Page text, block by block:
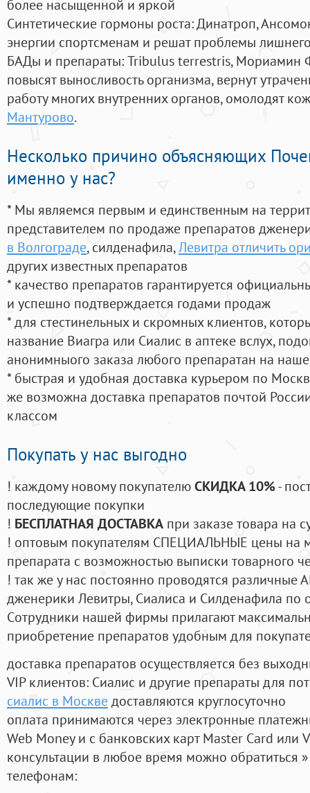
более насыщенной и яркой
Синтетические гормоны роста: Динатроп,
энергии спортсменам и решат проблемы
БАДы и препараты:Tribulus terrestris, Мориамин
повысят выносливость организма, вернут
работу многих внутренних органов, омолодят
Мантурово.
Несколько причино объясняющих
именно у нас?
* Мы являемся первым и единственным на
представителем по продаже препаратов
в Волгограде, силденафила,Левитра отличить
других известных препаратов
* качество препаратов гарантируется
и успешно подтверждается годами продаж
* для стестинельных и скромных клиентов,
название Виагра или Сиалис в аптеке вслух,
анонимныого заказа любого препаратан на
* быстрая и удобная доставка курьером по
же возможна доставка препаратов почтой
классом
Покупать у нас выгодно
! каждому новому покупателюСКИДКА 10%-
последующие покупки
! БЕСПЛАТНАЯ ДОСТАВКА при заказе товара на
! оптовым покупателям СПЕЦИАЛЬНЫЕ цены на
препарата с возможностью выписки товарного
! так же у нас постоянно проводятся
дженерики Левитры, Сиалиса и Силденафила по
Cотрудники нашей фирмы прилагают
приобретение препаратов удобным для
доставка препаратов осуществляется без
VIP клиентов: Сиалис и другие препараты для
сиалис в Москведоставляются круглосуточно
оплата принимаются через электронные
Web Money и с банковских карт Master Card или
консультации в любое время можно обратиться
телефонам: